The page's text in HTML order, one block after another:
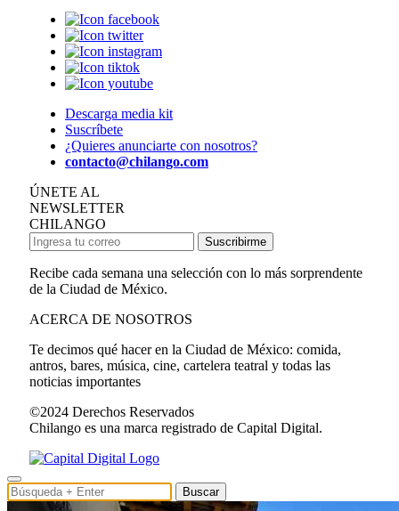
Descarga media kit
Suscríbete
¿Quieres anunciarte con nosotros?
contacto@chilango.com
ÚNETE AL
NEWSLETTER
CHILANGO
Suscribirme
Recibe cada semana una selección con lo más sorprendente
de la Ciudad de México.
ACERCA DE NOSOTROS
Te decimos qué hacer en la Ciudad de México: comida,
antros, bares, música, cine, cartelera teatral y todas las
noticias importantes
©2024 Derechos Reservados
Chilango es una marca registrado de Capital Digital.
Buscar